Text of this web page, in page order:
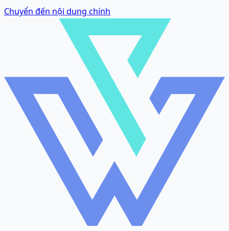
Chuyển đến nội dung chính